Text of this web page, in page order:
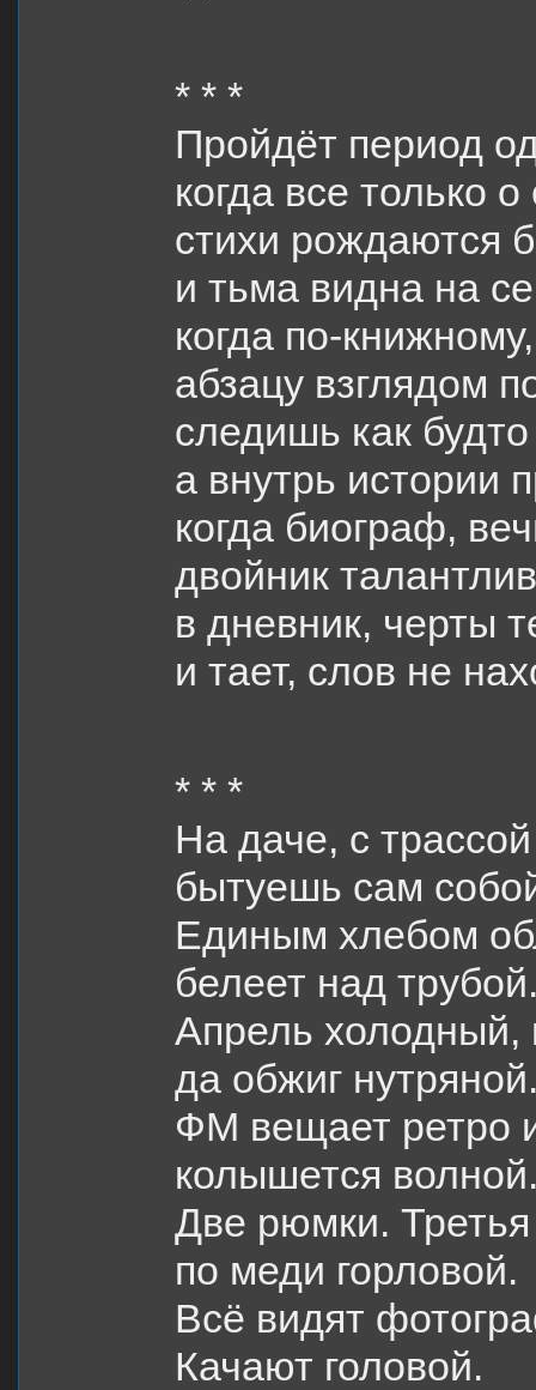
* * *
Пройдёт период
когда все только о
стихи рождаются
и тьма видна на
когда по-
абзацу взглядом
следишь как
а внутрь истории
когда биограф,
двойник
в дневник, черты
и тает, слов не
* * *
На даче, с
бытуешь сам
Единым хлебом
белеет над
Апрель холодный,
да обжиг
ФМ вещает ретро
колышется
Две рюмки.
по меди горловой.
Всё видят
Качают головой.